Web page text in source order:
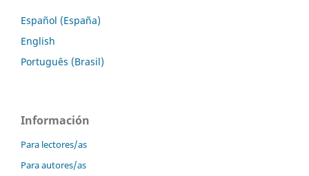
Español (España)
English
Português (Brasil)
Información
Para lectores/as
Para autores/as